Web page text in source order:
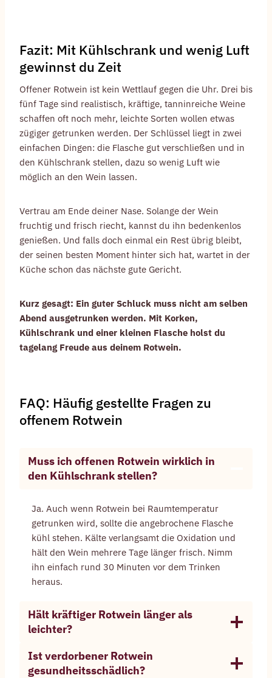
Fazit: Mit Kühlschrank und wenig Luft
gewinnst du Zeit
Offener Rotwein ist kein Wettlauf gegen die Uhr. Drei bis
fünf Tage sind realistisch, kräftige, tanninreiche Weine
schaffen oft noch mehr, leichte Sorten wollen etwas
zügiger getrunken werden. Der Schlüssel liegt in zwei
einfachen Dingen: die Flasche gut verschließen und in
den Kühlschrank stellen, dazu so wenig Luft wie
möglich an den Wein lassen.
Vertrau am Ende deiner Nase. Solange der Wein
fruchtig und frisch riecht, kannst du ihn bedenkenlos
genießen. Und falls doch einmal ein Rest übrig bleibt,
der seinen besten Moment hinter sich hat, wartet in der
Küche schon das nächste gute Gericht.
Kurz gesagt: Ein guter Schluck muss nicht am selben
Abend ausgetrunken werden. Mit Korken,
Kühlschrank und einer kleinen Flasche holst du
tagelang Freude aus deinem Rotwein.
FAQ: Häufig gestellte Fragen zu
offenem Rotwein
Muss ich offenen Rotwein wirklich in
den Kühlschrank stellen?
Ja. Auch wenn Rotwein bei Raumtemperatur
getrunken wird, sollte die angebrochene Flasche
kühl stehen. Kälte verlangsamt die Oxidation und
hält den Wein mehrere Tage länger frisch. Nimm
ihn einfach rund 30 Minuten vor dem Trinken
heraus.
Hält kräftiger Rotwein länger als
leichter?
Ist verdorbener Rotwein
gesundheitsschädlich?